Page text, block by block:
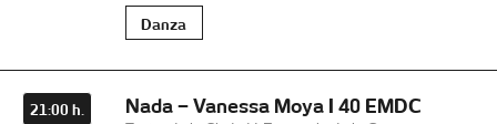
Danza
21:00 h. Nada – Vanessa Moya I 40 EMDC